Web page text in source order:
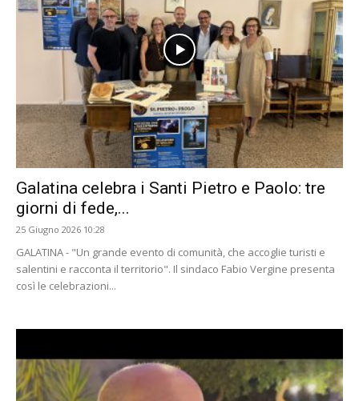
Galatina celebra i Santi Pietro e Paolo: tre
giorni di fede,...
25 Giugno 2026 10:28
GALATINA - "Un grande evento di comunità, che accoglie turisti e
salentini e racconta il territorio". Il sindaco Fabio Vergine presenta
così le celebrazioni...